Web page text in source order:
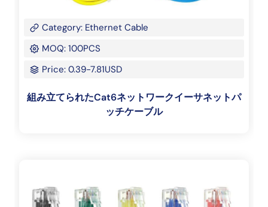
Category: Ethernet Cable
MOQ: 100PCS
Price: 0.39-7.81USD
組み立てられたCat6ネットワークイーサネットパ
ッチケーブル